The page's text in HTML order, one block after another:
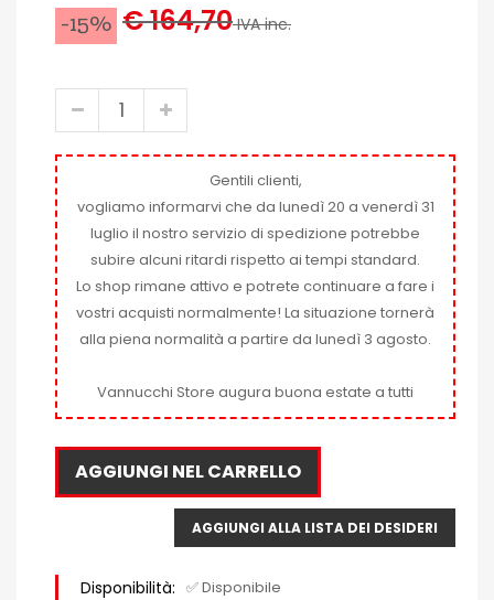
-15% € 164,70IVA inc.
Gentili clienti,
vogliamo informarvi che da lunedì 20 a venerdì 31
luglio il nostro servizio di spedizione potrebbe
subire alcuni ritardi rispetto ai tempi standard.
Lo shop rimane attivo e potrete continuare a fare i
vostri acquisti normalmente! La situazione tornerà
alla piena normalità a partire da lunedì 3 agosto.
Vannucchi Store augura buona estate a tutti
AGGIUNGI NEL CARRELLO
AGGIUNGI ALLA LISTA DEI DESIDERI
Disponibilità: ✅ Disponibile